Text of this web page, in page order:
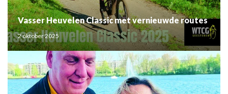
Vasser Heuvelen Classic met vernieuwde routes
2 oktober 2025